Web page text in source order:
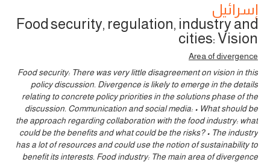
إسرائيل
Food security, regulation, industry and
cities: Vision
Area of divergence
Food security: There was very little disagreement on vision in this
policy discussion. Divergence is likely to emerge in the details
relating to concrete policy priorities in the solutions phase of the
discussion. Communication and social media: • What should be
the approach regarding collaboration with the food industry: what
could be the benefits and what could be the risks? • The industry
has a lot of resources and could use the notion of sustainability to
benefit its interests. Food industry: The main area of divergence